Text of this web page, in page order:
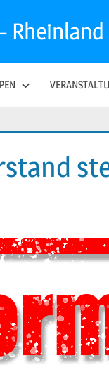
Rheinland